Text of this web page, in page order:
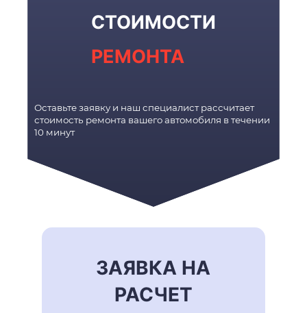
СТОИМОСТИ
РЕМОНТА
Оставьте заявку и наш специалист рассчитает
стоимость ремонта вашего автомобиля в течении
10 минут
ЗАЯВКА НА
РАСЧЕТ